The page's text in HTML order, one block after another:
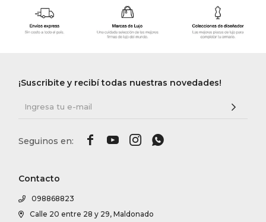
Contacto
098868823
Calle 20 entre 28 y 29, Maldonado
¡Suscribite y recibí todas nuestras novedades!
   